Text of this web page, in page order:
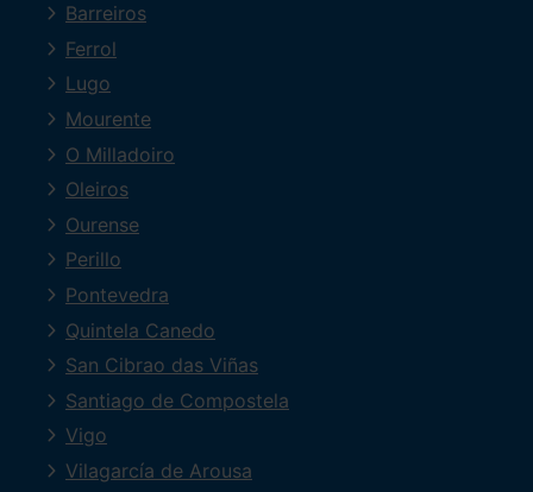
Barreiros
Ferrol
Lugo
Mourente
O Milladoiro
Oleiros
Ourense
Perillo
Pontevedra
Quintela Canedo
San Cibrao das Viñas
Santiago de Compostela
Vigo
Vilagarcía de Arousa